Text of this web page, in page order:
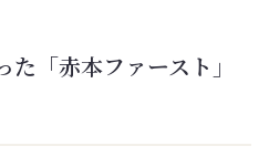
「赤本ファースト」